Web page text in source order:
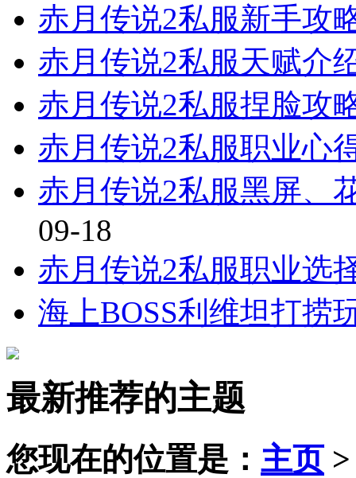
赤月传说2私服新手攻
赤月传说2私服天赋介
赤月传说2私服捏脸攻
赤月传说2私服职业心
赤月传说2私服黑屏、
09-18
赤月传说2私服职业选
海上BOSS利维坦打捞
最新推荐的主题
您现在的位置是： 主页